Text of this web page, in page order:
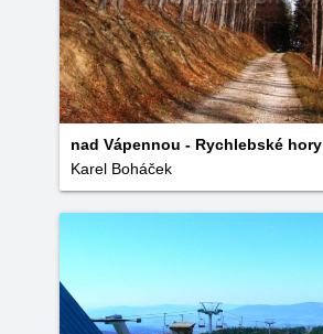
nad Vápennou - Rychlebské hory
Karel Boháček